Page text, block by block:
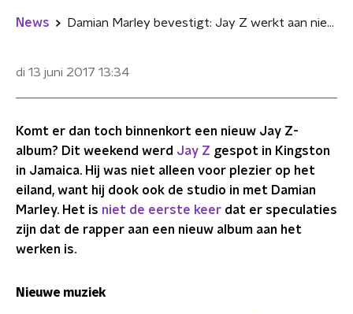
News Damian Marley bevestigt: Jay Z werkt aan nieuwe muziek
di 13 juni 2017 13:34
Komt er dan toch binnenkort een nieuw Jay Z-
album? Dit weekend werd Jay Z gespot in Kingston
in Jamaica. Hij was niet alleen voor plezier op het
eiland, want hij dook ook de studio in met Damian
Marley. Het is niet de eerste keer dat er speculaties
zijn dat de rapper aan een nieuw album aan het
werken is.
Nieuwe muziek